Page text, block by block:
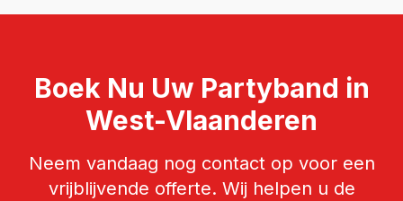
Boek Nu Uw Partyband in
West-Vlaanderen
Neem vandaag nog contact op voor een
vrijblijvende offerte. Wij helpen u de